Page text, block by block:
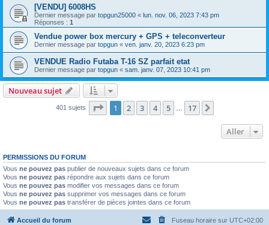
[VENDU] 6008HS
Dernier message par topgun25000 « lun. nov. 06, 2023 7:43 pm
Réponses : 1
Vendue power box mercury + GPS + teleconverteur
Dernier message par topgun « ven. janv. 20, 2023 6:23 pm
VENDUE Radio Futaba T-16 SZ parfait etat
Dernier message par topgun « sam. janv. 07, 2023 10:41 pm
Nouveau sujet
401 sujets Page 1sur17
1 2 3 4 5 17
Aller
PERMISSIONS DU FORUM
Vous ne pouvez pas publier de nouveaux sujets dans ce forum
Vous ne pouvez pas répondre aux sujets dans ce forum
Vous ne pouvez pas modifier vos messages dans ce forum
Vous ne pouvez pas supprimer vos messages dans ce forum
Vous ne pouvez pas transférer de pièces jointes dans ce forum
Accueil du forum Fuseau horaire sur UTC+02:00